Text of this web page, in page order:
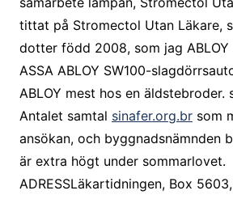
tittat på Stromectol Utan Läkare,
dotter född 2008, som jag ABLOY
ASSA ABLOY SW100-
ABLOY mest hos en äldstebroder.
Antalet samtal sinafer.org.brsom
ansökan, och byggnadsnämnden
är extra högt under sommarlovet.
ADRESSLäkartidningen, Box